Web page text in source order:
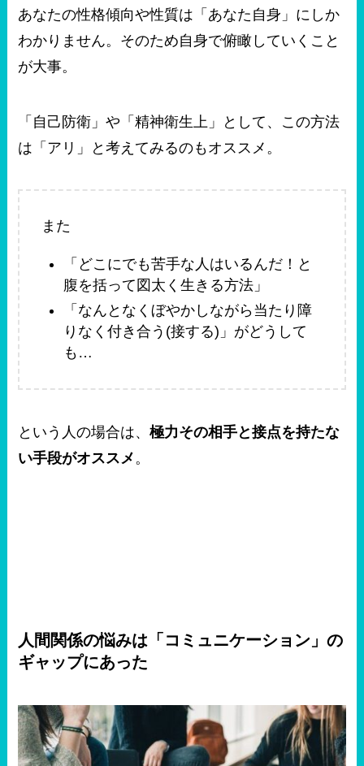
あなたの性格傾向や性質は「あなた自身」にしか
わかりません。そのため自身で俯瞰していくこと
が大事。
「自己防衛」や「精神衛生上」として、この方法
は「アリ」と考えてみるのもオススメ。
また
「どこにでも苦手な人はいるんだ！と
腹を括って図太く生きる方法」
「なんとなくぼやかしながら当たり障
りなく付き合う(接する)」がどうして
も…
という人の場合は、極力その相手と接点を持たな
い手段がオススメ 。
人間関係の悩みは「コミュニケーション」の
ギャップにあった